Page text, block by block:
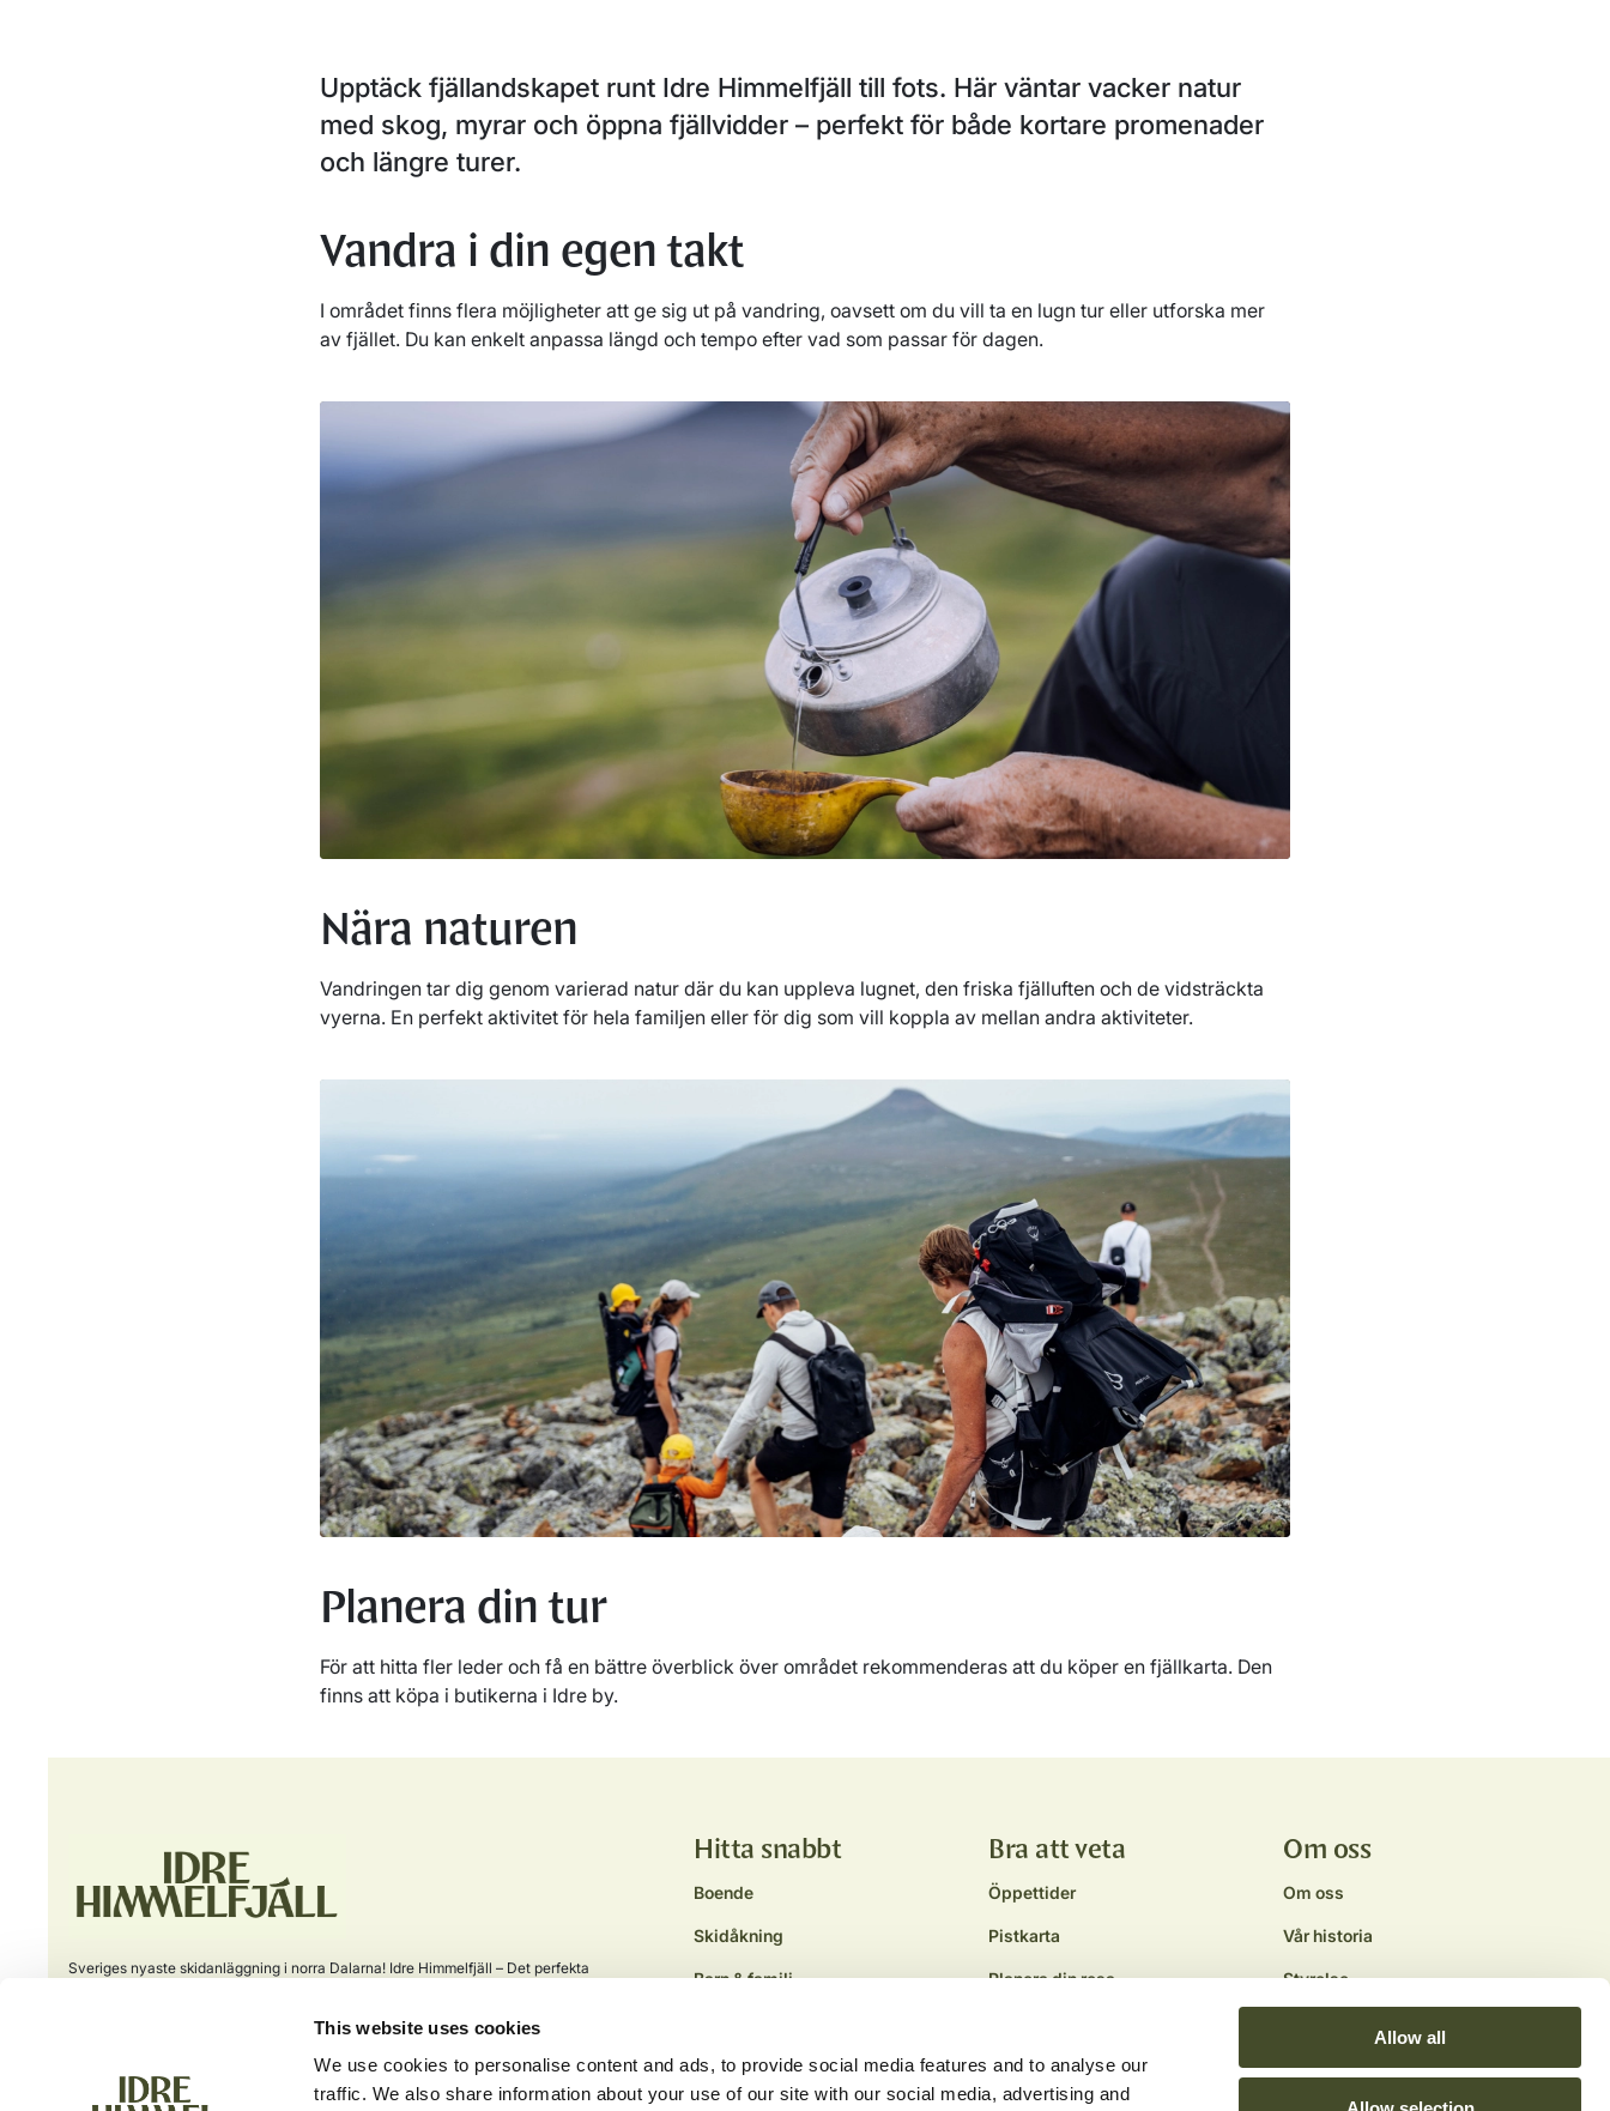
This website uses cookies
We use cookies to personalise content and ads, to provide social media features and to analyse our
traffic. We also share information about your use of our site with our social media, advertising and
Allow all
Upptäck fjällandskapet runt Idre Himmelfjäll till fots. Här väntar vacker natur
med skog, myrar och öppna fjällvidder – perfekt för både kortare promenader
och längre turer.
Vandra i din egen takt
I området finns flera möjligheter att ge sig ut på vandring, oavsett om du vill ta en lugn tur eller utforska mer
av fjället. Du kan enkelt anpassa längd och tempo efter vad som passar för dagen.
Nära naturen
Vandringen tar dig genom varierad natur där du kan uppleva lugnet, den friska fjälluften och de vidsträckta
vyerna. En perfekt aktivitet för hela familjen eller för dig som vill koppla av mellan andra aktiviteter.
Planera din tur
För att hitta fler leder och få en bättre överblick över området rekommenderas att du köper en fjällkarta. Den
finns att köpa i butikerna i Idre by.
Sveriges nyaste skidanläggning i norra Dalarna! Idre Himmelfjäll – Det perfekta
+46 253-402 00
Växel öppet alla dagar 09.00 - 17.00
Hitta snabbt
Boende
Skidåkning
Barn & familj
Äta och dricka
Bra att veta
Öppettider
Pistkarta
Planera din resa
Webbkameror
Om oss
Om oss
Vår historia
Styrelse
Miljö och hållbarhet